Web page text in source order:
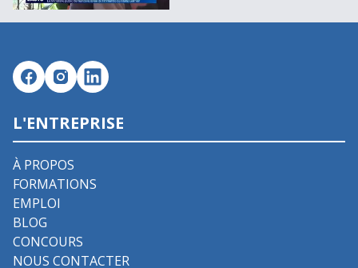
L'ENTREPRISE
À PROPOS
FORMATIONS
EMPLOI
BLOG
CONCOURS
NOUS CONTACTER